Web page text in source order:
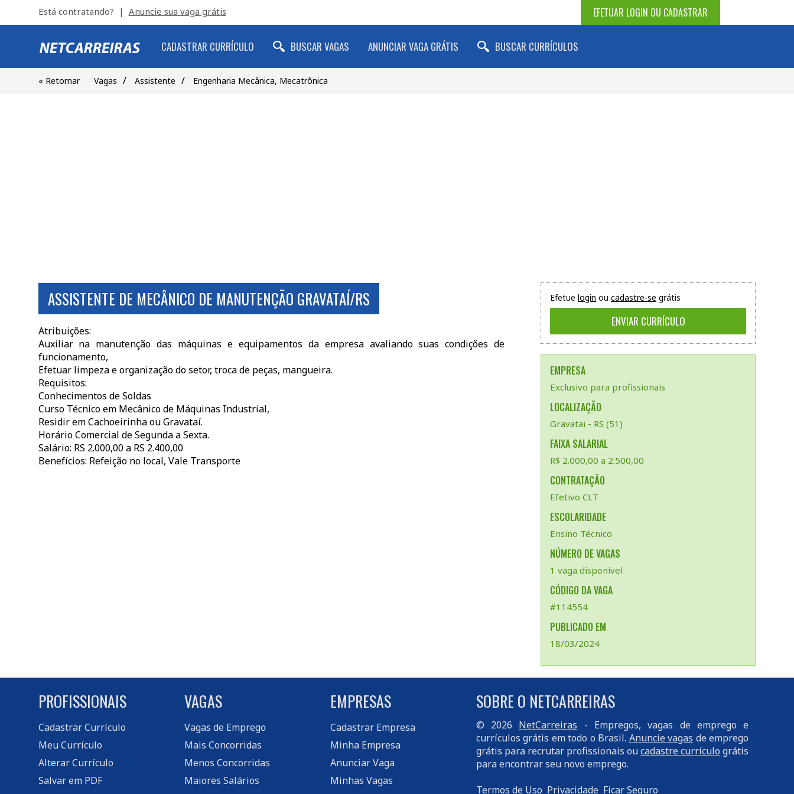
EFETUAR LOGIN OU CADASTRAR
Está contratando? | Anuncie sua vaga grátis
CADASTRAR CURRÍCULO BUSCAR VAGAS ANUNCIAR VAGA GRÁTIS BUSCAR CURRÍCULOS
« Retornar Vagas / Assistente / Engenharia Mecânica, Mecatrônica
Efetue login ou cadastre-se grátis
EMPRESA
Exclusivo para profissionais
LOCALIZAÇÃO
Gravatai - RS (51)
FAIXA SALARIAL
R$ 2.000,00 a 2.500,00
CONTRATAÇÃO
Efetivo CLT
ESCOLARIDADE
Ensino Técnico
NÚMERO DE VAGAS
1 vaga disponível
CÓDIGO DA VAGA
#114554
PUBLICADO EM
18/03/2024
ASSISTENTE DE MECÂNICO DE MANUTENÇÃO GRAVATAÍ/RS
Atribuições:
Auxiliar na manutenção das máquinas e equipamentos da empresa avaliando suas condições de
funcionamento,
Efetuar limpeza e organização do setor, troca de peças, mangueira.
Requisitos:
Conhecimentos de Soldas
Curso Técnico em Mecânico de Máquinas Industrial,
Residir em Cachoeirinha ou Gravataí.
Horário Comercial de Segunda a Sexta.
Salário: RS 2.000,00 a RS 2.400,00
Benefícios: Refeição no local, Vale Transporte
PROFISSIONAIS
Cadastrar Currículo
Meu Currículo
Alterar Currículo
Salvar em PDF
VAGAS
Vagas de Emprego
Mais Concorridas
Menos Concorridas
Maiores Salários
EMPRESAS
Cadastrar Empresa
Minha Empresa
Anunciar Vaga
Minhas Vagas
SOBRE O NETCARREIRAS
© 2026 NetCarreiras - Empregos, vagas de emprego e
currículos grátis em todo o Brasil. Anuncie vagas de emprego
grátis para recrutar profissionais oucadastre currículo grátis
para encontrar seu novo emprego.
Termos de Uso Privacidade Ficar Seguro